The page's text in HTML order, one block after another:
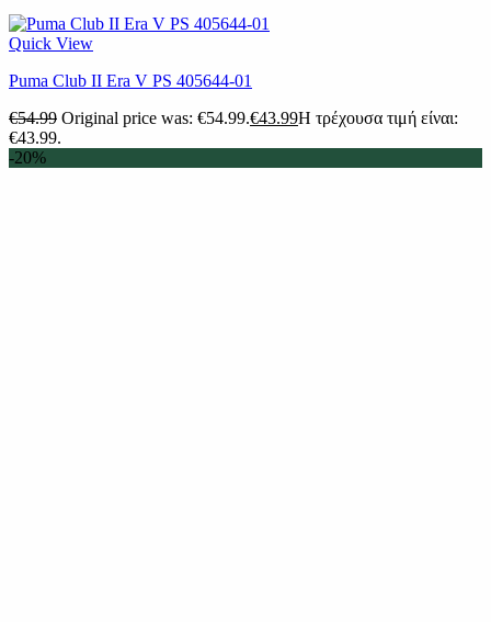
Quick View
Puma Club II Era V PS 405644-01
€54.99 Original price was: €54.99.€43.99Η τρέχουσα τιμή είναι:
€43.99.
-20%